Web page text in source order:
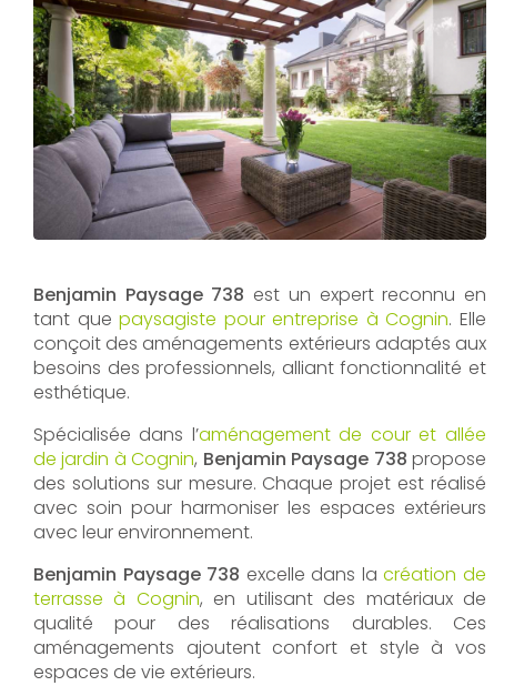
Benjamin Paysage 738 est un expert reconnu en
tant quepaysagiste pour entreprise à Cognin. Elle
conçoit des aménagements extérieurs adaptés aux
besoins des professionnels, alliant fonctionnalité et
esthétique.
Spécialisée dans l’aménagement de cour et allée
de jardin à Cognin, Benjamin Paysage 738 propose
des solutions sur mesure. Chaque projet est réalisé
avec soin pour harmoniser les espaces extérieurs
avec leur environnement.
Benjamin Paysage 738 excelle dans lacréation de
terrasse à Cognin, en utilisant des matériaux de
qualité pour des réalisations durables. Ces
aménagements ajoutent confort et style à vos
espaces de vie extérieurs.